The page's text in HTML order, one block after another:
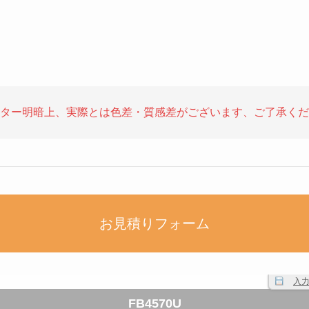
ー明暗上、実際とは色差・質感差がございます、ご了承く
お見積りフォーム